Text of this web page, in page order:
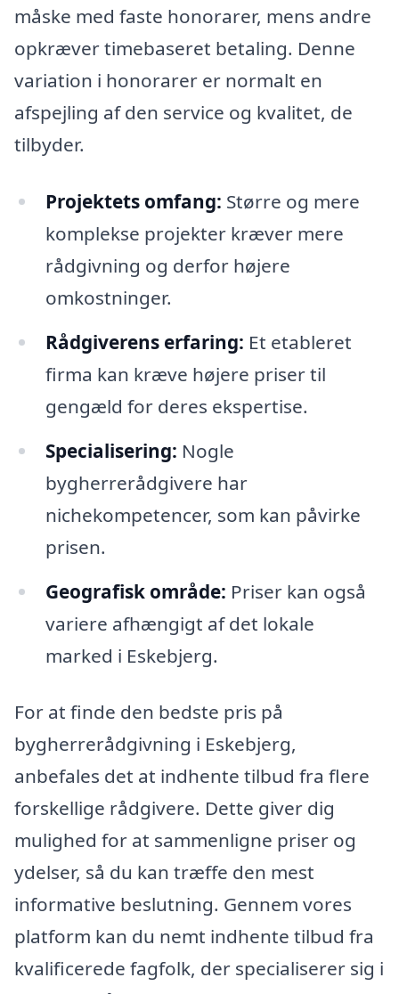
måske med faste honorarer, mens andre
opkræver timebaseret betaling. Denne
variation i honorarer er normalt en
afspejling af den service og kvalitet, de
tilbyder.
Projektets omfang: Større og mere
komplekse projekter kræver mere
rådgivning og derfor højere
omkostninger.
Rådgiverens erfaring: Et etableret
firma kan kræve højere priser til
gengæld for deres ekspertise.
Specialisering: Nogle
bygherrerådgivere har
nichekompetencer, som kan påvirke
prisen.
Geografisk område: Priser kan også
variere afhængigt af det lokale
marked i Eskebjerg.
For at finde den bedste pris på
bygherrerådgivning i Eskebjerg,
anbefales det at indhente tilbud fra flere
forskellige rådgivere. Dette giver dig
mulighed for at sammenligne priser og
ydelser, så du kan træffe den mest
informative beslutning. Gennem vores
platform kan du nemt indhente tilbud fra
kvalificerede fagfolk, der specialiserer sig i